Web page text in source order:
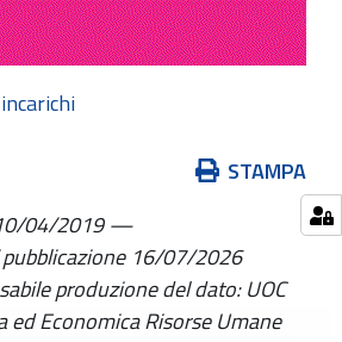
STAMPA
04/2019—
16/07/2026
produzione del dato: UOC
ed Economica Risorse Umane